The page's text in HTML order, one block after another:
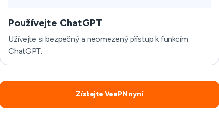
Používejte ChatGPT
Užívejte si bezpečný a neomezený přístup k funkcím
ChatGPT.
Získejte VeePN nyní